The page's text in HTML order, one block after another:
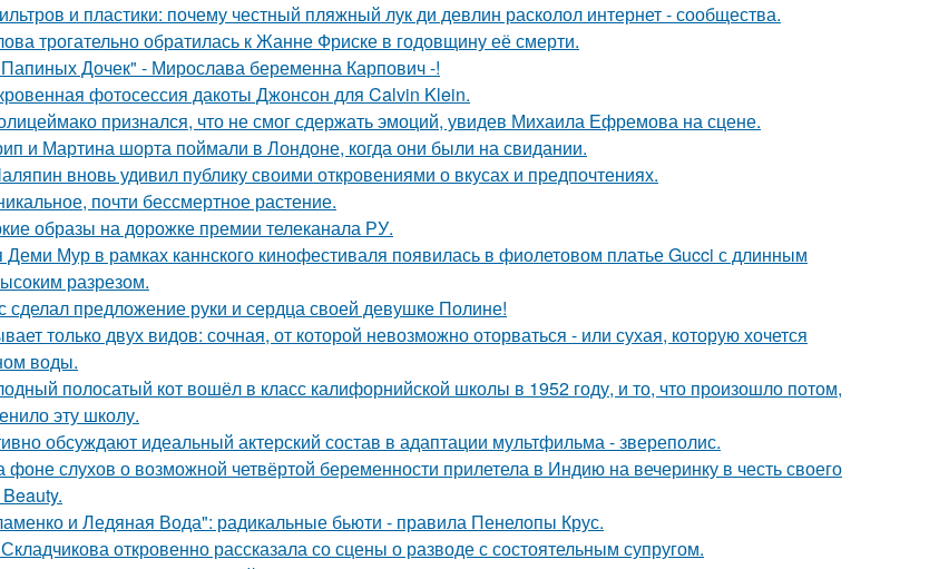
и пластики: почему честный пляжный лук ди девлин расколол интернет - сообщества.
трогательно обратилась к Жанне Фриске в годовщину её смерти.
Дочек" - Мирослава беременна Карпович -!
фотосессия дакоты Джонсон для Calvin Klein.
признался, что не смог сдержать эмоций, увидев Михаила Ефремова на сцене.
и Мартина шорта поймали в Лондоне, когда они были на свидании.
вновь удивил публику своими откровениями о вкусах и предпочтениях.
почти бессмертное растение.
образы на дорожке премии телеканала РУ.
Деми Мур в рамках каннского кинофестиваля появилась в фиолетовом платье Gucci с длинным
разрезом.
сделал предложение руки и сердца своей девушке Полине!
только двух видов: сочная, от которой невозможно оторваться - или сухая, которую хочется
воды.
полосатый кот вошёл в класс калифорнийской школы в 1952 году, и то, что произошло потом,
эту школу.
обсуждают идеальный актерский состав в адаптации мультфильма - звереполис.
фоне слухов о возможной четвёртой беременности прилетела в Индию на вечеринку в честь своего
и Ледяная Вода": радикальные бьюти - правила Пенелопы Крус.
откровенно рассказала со сцены о разводе с состоятельным супругом.